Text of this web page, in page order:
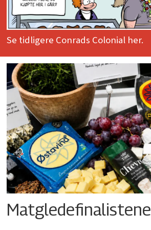
Se tidligere Conrads Colonial her.